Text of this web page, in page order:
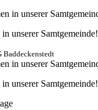
unserer Samtgemeinde!
Baddeckenstedt
unserer Samtgemeinde!